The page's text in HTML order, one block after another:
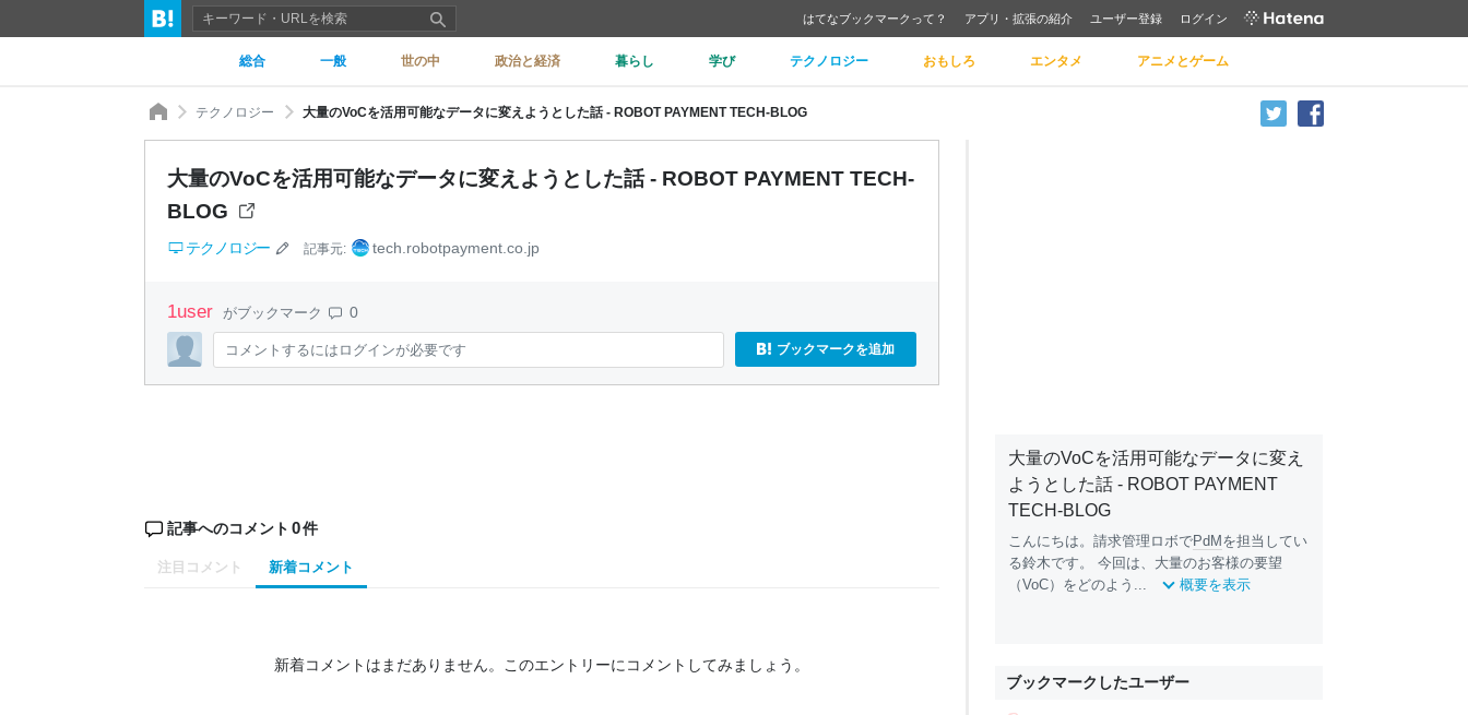
はてなブックマークって？ アプリ・拡張の紹介 ユーザー登録 ログイン
総合 一般 世の中 政治と経済 暮らし 学び テクノロジー おもしろ エンタメ アニメとゲーム
テクノロジー 大量のVoCを活用可能なデータに変えようとした話 - ROBOT PAYMENT TECH-BLOG
大量のVoCを活用可能なデータに変えようとした話 - ROBOT PAYMENT TECH-
BLOG
テクノロジー 記事元: tech.robotpayment.co.jp
1user がブックマーク 0
コメントするにはログインが必要です ブックマークを追加
記事へのコメント 0件
注目コメント 新着コメント
新着コメントはまだありません。 このエントリーにコメントしてみましょう。
大量のVoCを活用可能なデータに変え
ようとした話 - ROBOT PAYMENT
TECH-BLOG
こんにちは。請求管理ロボでPdM を担当してい
る鈴木です。 今回は、大量のお客様の要望
（VoC）をどのよう...
概要を表示
ブックマークしたユーザー